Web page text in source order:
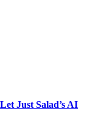
Just Salad’s AI